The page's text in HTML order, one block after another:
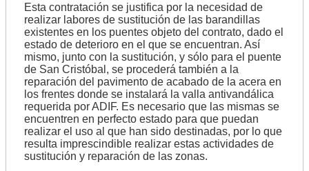
Esta contratación se justifica por la necesidad de
realizar labores de sustitución de las barandillas
existentes en los puentes objeto del contrato, dado el
estado de deterioro en el que se encuentran. Así
mismo, junto con la sustitución, y sólo para el puente
de San Cristóbal, se procederá también a la
reparación del pavimento de acabado de la acera en
los frentes donde se instalará la valla antivandálica
requerida por ADIF. Es necesario que las mismas se
encuentren en perfecto estado para que puedan
realizar el uso al que han sido destinadas, por lo que
resulta imprescindible realizar estas actividades de
sustitución y reparación de las zonas.